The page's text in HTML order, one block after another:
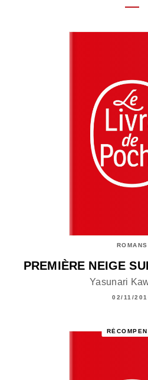
ROMANS
PREMIÈRE NEIGE
Yasunari
02/11/